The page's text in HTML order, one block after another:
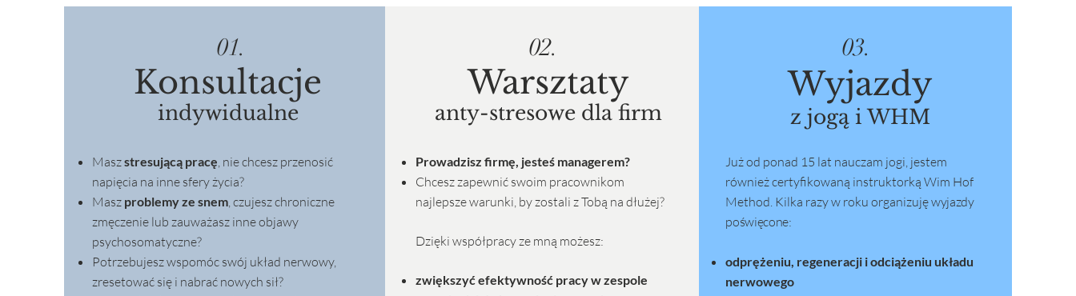
01.
Konsultacje
indywidualne
Maszstresującą pracę, nie chcesz przenosić
napięcia na inne sfery życia?
Masz problemy ze snem, czujesz chroniczne
zmęczenie lub zauważasz inne objawy
psychosomatyczne?
Potrzebujesz wspomóc swój układ nerwowy,
zresetować się i nabrać nowych sił?
02.
Warsztaty
anty-stresowe dla firm
Prowadzisz firmę, jesteś managerem?
Chcesz zapewnić swoim pracownikom
najlepsze warunki, by zostali z Tobą na dłużej?
Dzięki współpracy ze mną możesz:
zwiększyć efektywność pracy w zespole
03.
Wyjazdy
z jogą i WHM
Już od ponad 15 lat nauczam jogi, jestem
również certyfikowaną instruktorką Wim Hof
Method. Kilka razy w roku organizujęwyjazdy
poświęcone:
odprężeniu, regeneracji i odciążeniu układu
nerwowego